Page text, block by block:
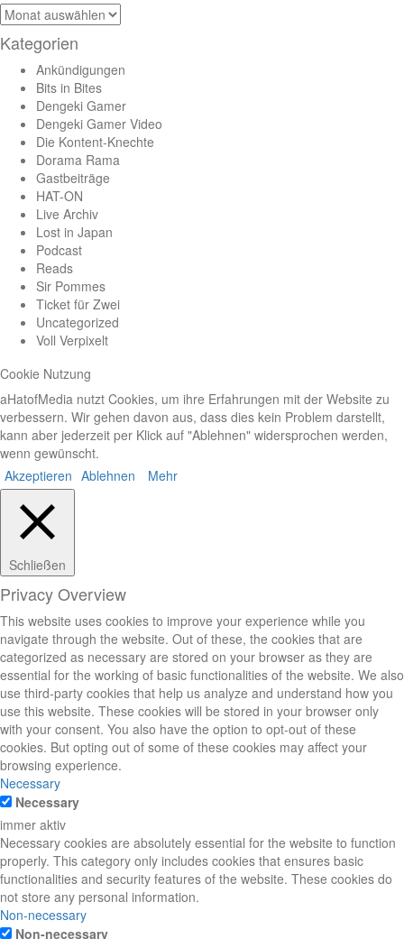
Archiv
Kategorien
Ankündigungen
Bits in Bites
Dengeki Gamer
Dengeki Gamer Video
Die Kontent-Knechte
Dorama Rama
Gastbeiträge
HAT-ON
Live Archiv
Lost in Japan
Podcast
Reads
Sir Pommes
Ticket für Zwei
Uncategorized
Voll Verpixelt
Cookie Nutzung
aHatofMedia nutzt Cookies, um ihre Erfahrungen mit der Website zu
verbessern. Wir gehen davon aus, dass dies kein Problem darstellt,
kann aber jederzeit per Klick auf "Ablehnen" widersprochen werden,
wenn gewünscht.
Akzeptieren Ablehnen Mehr
Schließen
Privacy Overview
This website uses cookies to improve your experience while you
navigate through the website. Out of these, the cookies that are
categorized as necessary are stored on your browser as they are
essential for the working of basic functionalities of the website. We also
use third-party cookies that help us analyze and understand how you
use this website. These cookies will be stored in your browser only
with your consent. You also have the option to opt-out of these
cookies. But opting out of some of these cookies may affect your
browsing experience.
Necessary
Necessary
immer aktiv
Necessary cookies are absolutely essential for the website to function
properly. This category only includes cookies that ensures basic
functionalities and security features of the website. These cookies do
not store any personal information.
Non-necessary
Non-necessary